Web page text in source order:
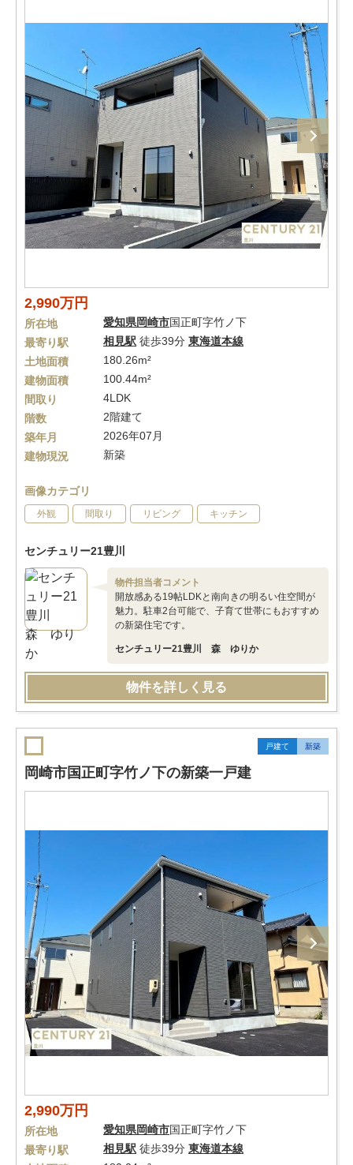
2,990万円
所在地 愛知県岡崎市国正町字竹ノ下
最寄り駅
相見駅 徒歩39分 東海道本線
土地面積
180.26m²
建物面積
100.44m²
間取り
4LDK
階数
2階建て
築年月
2026年07月
建物現況
新築
画像カテゴリ
外観 間取り リビング キッチン
センチュリー21豊川
物件担当者コメント
開放感ある19帖LDKと南向きの明るい住空間が
魅力。駐車2台可能で、子育て世帯にもおすすめ
の新築住宅です。
センチュリー21豊川 森 ゆりか
物件を詳しく見る
戸建て 新築
岡崎市国正町字竹ノ下の新築一戸建
2,990万円
所在地 愛知県岡崎市国正町字竹ノ下
最寄り駅
相見駅 徒歩39分 東海道本線